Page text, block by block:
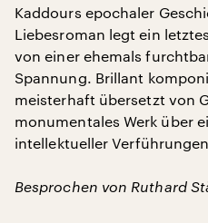
Kaddours epochaler
Liebesroman legt ein
von einer ehemals
Spannung. Brillant
meisterhaft übersetzt von
monumentales Werk über
intellektueller
Besprochen von Ruthard